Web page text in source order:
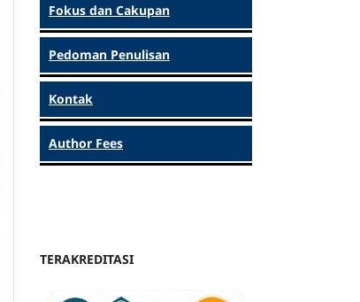
Fokus dan Cakupan
Pedoman Penulisan
Kontak
Author Fees
TERAKREDITASI